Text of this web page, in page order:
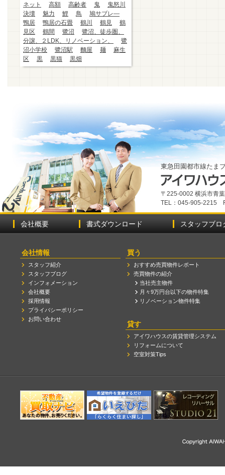
ネット
高額 高齢者 鬼
鬼怒川
決壊
魅力 鯉 鳥
鳩サブレ―
鴨居
鴨居の石畳 鶴川 鶴見
鶴
見区
鶴間 鷺沼
鷺沼、徒歩圏、
分譲、２LDK、リノベーション、
鷺
沼小学校
鷺沼駅 麵屋 麺
麻生
区
黒 黒猫 黒畑
東急田園都市線たま
〒225-0002 横浜市青
TEL：045-905-2215
会社概要 書式ダウンロード スタッフブロ
会社情報
スタッフ紹介
スタッフブログ
インフォメーション
会社概要
採用情報
プライバシーポリシー
お問い合わせ
買う
おすすめ売買物件レポート
売買物件の紹介
当社売主物件
月々9万円台以下の物件特集
リノベーション物件特集
貸す
アイワハウスの賃貸管理システム
リフォームについて
空室対策Tips